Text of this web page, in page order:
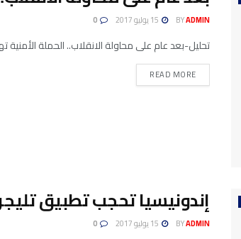
BYADMIN
تحليل-بعد عام على محاولة الانقلاب.. الحملة
READ MORE
إندونيسيا تحجب تطبيق
BYADMIN